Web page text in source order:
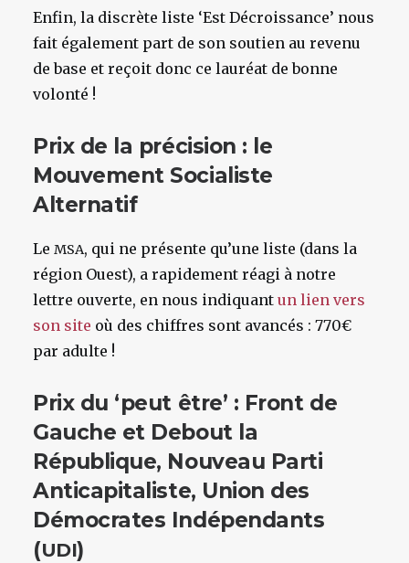
Enfin, la discrète liste ‘Est Décroissance’ nous
fait également part de son soutien au revenu
de base et reçoit donc ce lauréat de bonne
volonté !
Prix de la précision : le
Mouvement Socialiste
Alternatif
Le MSA, qui ne présente qu’une liste (dans la
région Ouest), a rapidement réagi à notre
lettre ouverte, en nous indiquant un lien vers
son site où des chiffres sont avancés : 770€
par adulte !
Prix du ‘peut être’ : Front de
Gauche et Debout la
République, Nouveau Parti
Anticapitaliste, Union des
Démocrates Indépendants
(UDI)